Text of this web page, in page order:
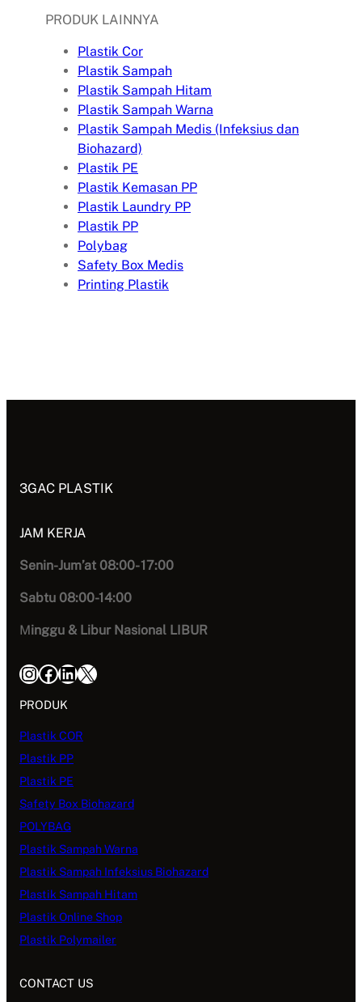
PRODUK LAINNYA
Plastik Cor
Plastik Sampah
Plastik Sampah Hitam
Plastik Sampah Warna
Plastik Sampah Medis (Infeksius dan
Biohazard)
Plastik PE
Plastik Kemasan PP
Plastik Laundry PP
Plastik PP
Polybag
Safety Box Medis
Printing Plastik
3GAC PLASTIK
JAM KERJA
Senin-Jum’at 08:00- 17:00
Sabtu 08:00-14:00
Minggu & Libur Nasional LIBUR
InstagramFacebook LinkedIn X
PRODUK
Plastik COR
Plastik PP
Plastik PE
Safety Box Biohazard
POLYBAG
Plastik Sampah Warna
Plastik Sampah Infeksius Biohazard
Plastik Sampah Hitam
Plastik Online Shop
Plastik Polymailer
CONTACT US